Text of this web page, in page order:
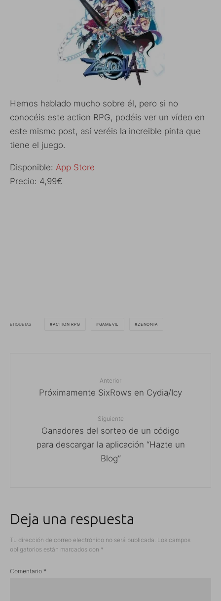
Hemos hablado mucho sobre él, pero si no
conocéis este action RPG, podéis ver un vídeo en
este mismo post, así veréis la increible pinta que
tiene el juego.
Disponible: App Store
Precio: 4,99€
ETIQUETAS ACTION RPG GAMEVIL ZENONIA
Anterior
Próximamente SixRows en Cydia/Icy
Siguiente
Ganadores del sorteo de un código
para descargar la aplicación “Hazte un
Blog”
Deja una respuesta
Tu dirección de correo electrónico no será publicada. Los campos
obligatorios están marcados con *
Comentario *